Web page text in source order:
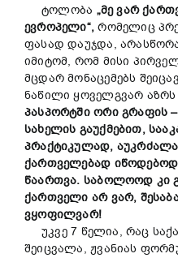
ტოლობა „მე ვარ
ევროპელი“, რომელიც
ფასად დაუჯდა,
იმიტომ, რომ მისი
მცდარ მონაცემებს
ნაწილი ყოველგვარ აზრს
პასპორტში ორი გრაფის –
სახელის გაუქმებით,
პრაქტიკულად,
ქართველებად
წაართვა. საბოლოოდ კი
ქართველი არ ვარ,
ვყოფილვარ!
უკვე 7 წელია, რაც
შეიცვალა, ჟვანიას